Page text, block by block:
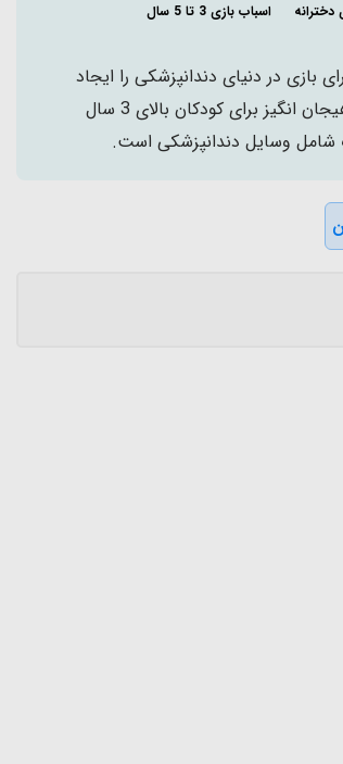
دخترانه
اسباب بازی 3 تا 5 سال
در دنیای دندانپزشکی را ایجاد
کنید. ست دندان پزشکی کیفی یک اسباب بازی هیجان انگیز برای کودکان بالای 3 سال
شامل وسایل دندانپزشکی است.